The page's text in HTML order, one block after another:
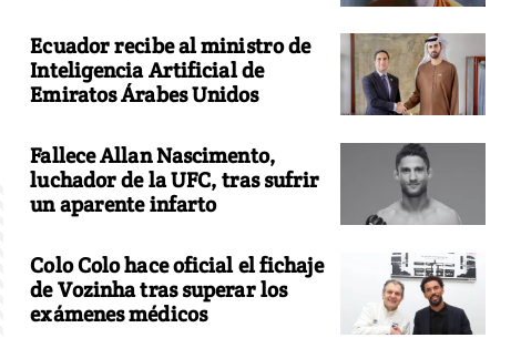
Ecuador recibe al ministro de
Inteligencia Artificial de
Emiratos Árabes Unidos
Fallece Allan Nascimento,
luchador de la UFC, tras sufrir
un aparente infarto
Colo Colo hace oficial el fichaje
de Vozinha tras superar los
exámenes médicos